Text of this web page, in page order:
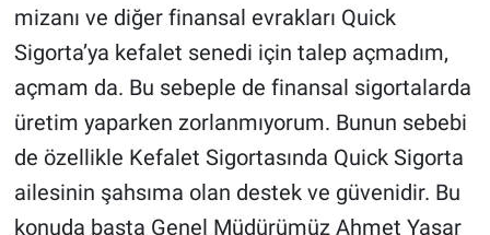
mizanı ve diğer finansal evrakları Quick
Sigorta’ya kefalet senedi için talep açmadım,
açmam da. Bu sebeple de finansal sigortalarda
üretim yaparken zorlanmıyorum. Bunun sebebi
de özellikle Kefalet Sigortasında Quick Sigorta
ailesinin şahsıma olan destek ve güvenidir. Bu
konuda başta Genel Müdürümüz Ahmet Yaşar